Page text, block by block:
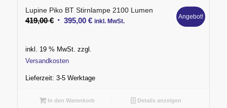
Lupine Piko BT Stirnlampe 2100 Lumen
419,00€ Ursprünglicher
395,00 €Aktueller
inkl. MwSt.
Angebot!
inkl. 19 % MwSt. zzgl.
Versandkosten
Lieferzeit: 3-5 Werktage
In den Warenkorb Details anzeigen